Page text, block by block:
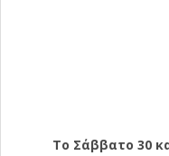
Το Σάββατο 30